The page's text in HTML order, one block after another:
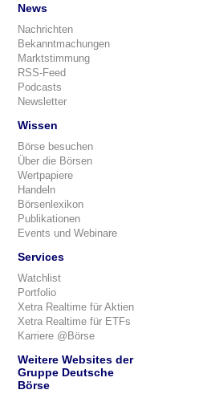
News
Nachrichten
Bekanntmachungen
Marktstimmung
RSS-Feed
Podcasts
Newsletter
Wissen
Börse besuchen
Über die Börsen
Wertpapiere
Handeln
Börsenlexikon
Publikationen
Events und Webinare
Services
Watchlist
Portfolio
Xetra Realtime für Aktien
Xetra Realtime für ETFs
Karriere @Börse
Weitere Websites der
Gruppe Deutsche
Börse